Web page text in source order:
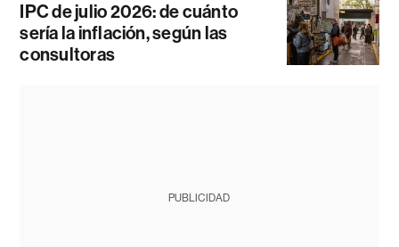
IPC de julio 2026: de cuánto
sería la inflación, según las
consultoras
PUBLICIDAD